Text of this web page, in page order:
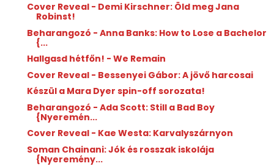
Cover Reveal - Demi Kirschner: Öld meg Jana
Robinst!
Beharangozó - Anna Banks: How to Lose a Bachelor
{...
Hallgasd hétfőn! - We Remain
Cover Reveal - Bessenyei Gábor: A jövő harcosai
Készül a Mara Dyer spin-off sorozata!
Beharangozó - Ada Scott: Still a Bad Boy
{Nyeremén...
Cover Reveal - Kae Westa: Karvalyszárnyon
Soman Chainani: Jók és rosszak iskolája
{Nyeremény...